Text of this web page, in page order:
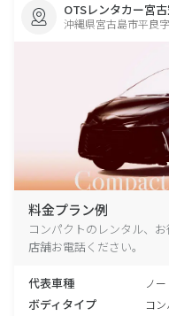
OTSレンタカー宮
沖縄県宮古島市平良
料金プラン例
コンパクトのレンタル、
店舗お電話ください。
代表車種 ノ
ボディタイプ コ